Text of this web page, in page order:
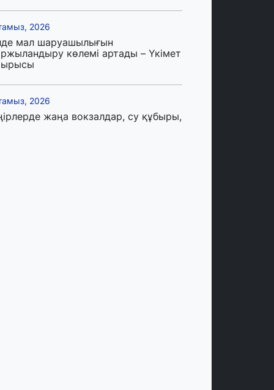
2026
мал шаруашылығын
көлемі артады – Үкімет
2026
жаңа вокзалдар, су құбыры,